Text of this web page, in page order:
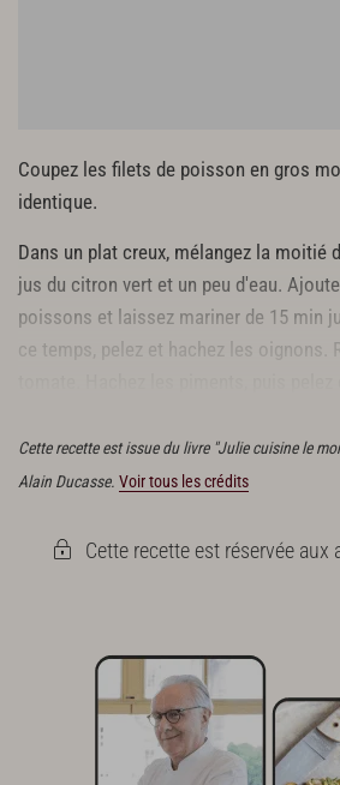
Coupez les filets de poisson en gros
identique.
Dans un plat creux, mélangez la moitié
jus du citron vert et un peu d'eau.
poissons et laissez mariner de 15 min
ce temps, pelez et hachez les oignons.
Cette recette est issue du livre "Julie cuisine le
Alain Ducasse. Voir tous les crédits
Cette recette est réservée